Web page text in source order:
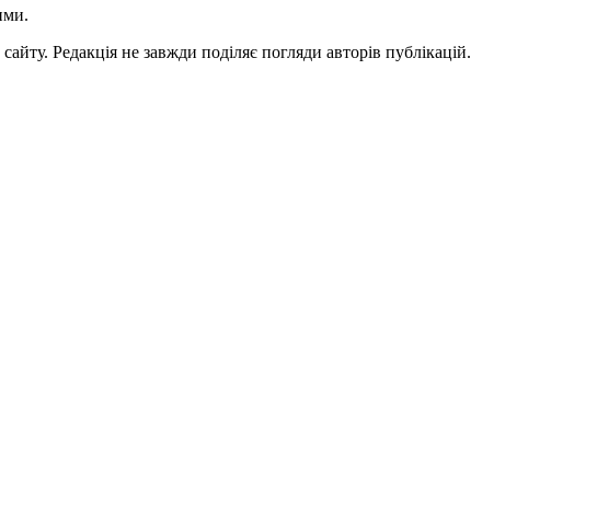
Редакція не завжди поділяє погляди авторів публікацій.